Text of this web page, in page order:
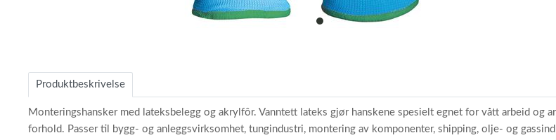
item
of
Produktbeskrivelse
Monteringshansker med lateksbelegg og akrylfôr. Vanntett lateks gjør hanskene spesielt egnet for vått arbeid og
forhold. Passer til bygg- og anleggsvirksomhet, tungindustri, montering av komponenter, shipping, olje- og